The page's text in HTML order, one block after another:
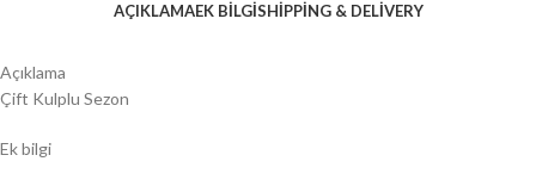
AÇIKLAMAEK BILGISHIPPING & DELIVERY
Açıklama
Çift Kulplu Sezon
Ek bilgi